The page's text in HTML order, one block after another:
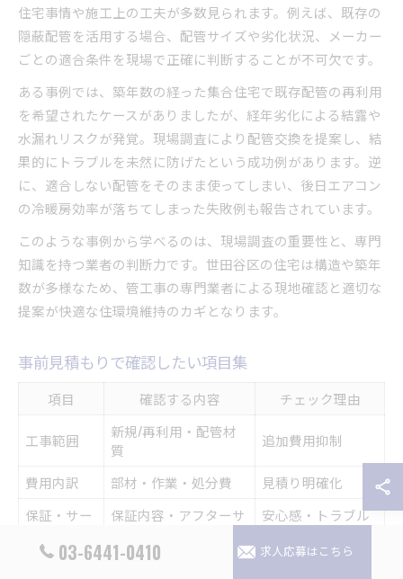
住宅事情や施工上の工夫が多数見られます。例えば、既存の
隠蔽配管を活用する場合、配管サイズや劣化状況、メーカー
ごとの適合条件を現場で正確に判断することが不可欠です。
ある事例では、築年数の経った集合住宅で既存配管の再利用
を希望されたケースがありましたが、経年劣化による結露や
水漏れリスクが発覚。現場調査により配管交換を提案し、結
果的にトラブルを未然に防げたという成功例があります。逆
に、適合しない配管をそのまま使ってしまい、後日エアコン
の冷暖房効率が落ちてしまった失敗例も報告されています。
このような事例から学べるのは、現場調査の重要性と、専門
知識を持つ業者の判断力です。世田谷区の住宅は構造や築年
数が多様なため、管工事の専門業者による現地確認と適切な
提案が快適な住環境維持のカギとなります。
事前見積もりで確認したい項目集
項目 確認する内容 チェック理由
工事範囲
新規/再利用・配管材
質
追加費用抑制
費用内訳 部材・作業・処分費
見積り明確化
保証・サー
保証内容・アフターサ
安心感・トラブル
03-6441-0410 求人応募はこちら